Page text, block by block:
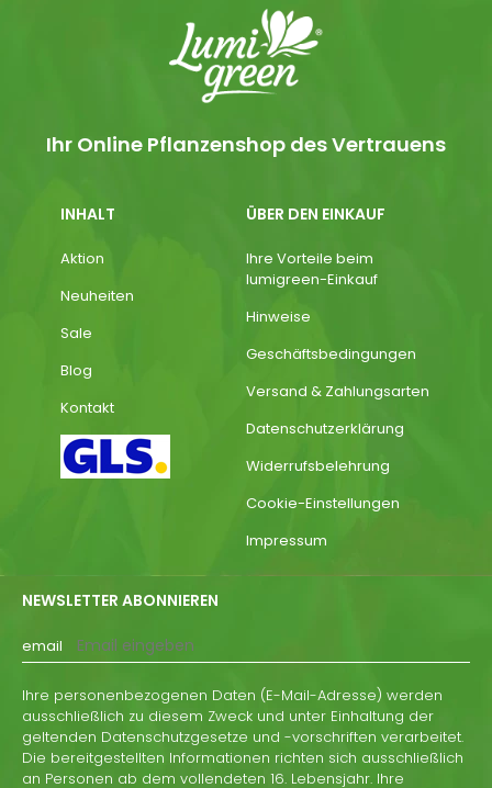
Ihr Online Pflanzenshop des Vertrauens
INHALT
Aktion
Neuheiten
Sale
Blog
Kontakt
ÜBER DEN EINKAUF
Ihre Vorteile beim
lumigreen-Einkauf
Hinweise
Geschäftsbedingungen
Versand & Zahlungsarten
Datenschutzerklärung
Widerrufsbelehrung
Cookie-Einstellungen
Impressum
NEWSLETTER ABONNIEREN
email
Ihre personenbezogenen Daten (E-Mail-Adresse) werden
ausschließlich zu diesem Zweck und unter Einhaltung der
geltenden Datenschutzgesetze und -vorschriften verarbeitet.
Die bereitgestellten Informationen richten sich ausschließlich
an Personen ab dem vollendeten 16. Lebensjahr. Ihre